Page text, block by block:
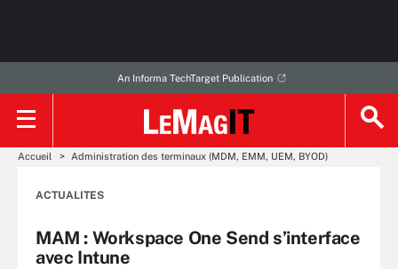
An Informa TechTarget Publication
Accueil Administration des terminaux (MDM, EMM, UEM, BYOD)
ACTUALITES
MAM : Workspace One Send s’interface
avec Intune